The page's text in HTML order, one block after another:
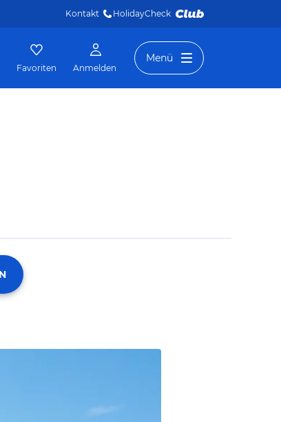
Kontakt HolidayCheck
Favoriten Anmelden
Menü